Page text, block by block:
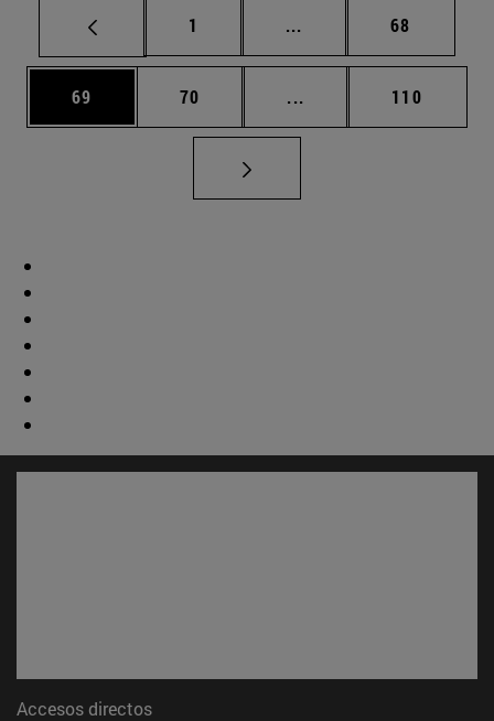
Página
1 ... Páginas intermedias
Página
68
Página
69 Página
70 ... Páginas intermedias
Página
110
Accesos directos